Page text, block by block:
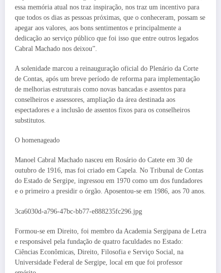
essa memória atual nos traz inspiração, nos traz um incentivo para
que todos os dias as pessoas próximas, que o conheceram, possam se
apegar aos valores, aos bons sentimentos e principalmente a
dedicação ao serviço público que foi isso que entre outros legados
Cabral Machado nos deixou”.
A solenidade marcou a reinauguração oficial do Plenário da Corte
de Contas, após um breve período de reforma para implementação
de melhorias estruturais como novas bancadas e assentos para
conselheiros e assessores, ampliação da área destinada aos
espectadores e a inclusão de assentos fixos para os conselheiros
substitutos.
O homenageado
Manoel Cabral Machado nasceu em Rosário do Catete em 30 de
outubro de 1916, mas foi criado em Capela. No Tribunal de Contas
do Estado de Sergipe, ingressou em 1970 como um dos fundadores
e o primeiro a presidir o órgão. Aposentou-se em 1986, aos 70 anos.
3ca6030d-a796-47bc-bb77-e888235fc296.jpg
Formou-se em Direito, foi membro da Academia Sergipana de Letra
e responsável pela fundação de quatro faculdades no Estado:
Ciências Econômicas, Direito, Filosofia e Serviço Social, na
Universidade Federal de Sergipe, local em que foi professor